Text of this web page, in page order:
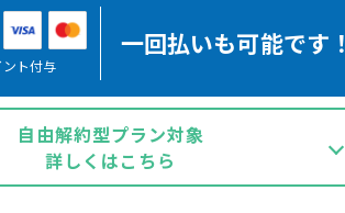
ト付与
一回払いも可能です！
自由解約型プラン対象
詳しくはこちら